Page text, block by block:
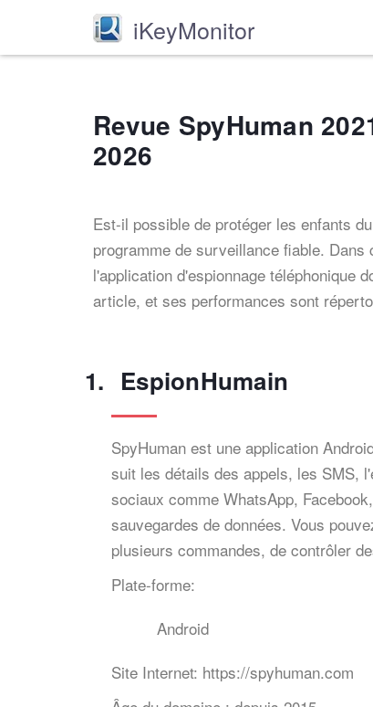
iKeyMonitor
Revue SpyHuman
2026
Est-il possible de protéger les enfants
programme de surveillance fiable. Dans
l'application d'espionnage téléphonique
article, et ses performances sont
EspionHumain
SpyHuman est une application
suit les détails des appels, les SMS,
sociaux comme WhatsApp,
sauvegardes de données. Vous
plusieurs commandes, de contrôler
Plate-forme:
Android
Site Internet: https://spyhuman.com